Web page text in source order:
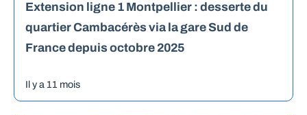
Extension ligne 1 Montpellier : desserte du
quartier Cambacérès via la gare Sud de
France depuis octobre 2025
Il y a 11 mois